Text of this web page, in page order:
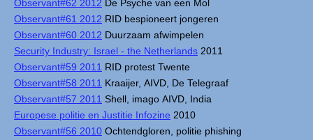
Observant#62 2012 De Psyche van een Mol
Observant#61 2012 RID bespioneert jongeren
Observant#60 2012 Duurzaam afwimpelen
Security Industry: Israel - the Netherlands 2011
Observant#59 2011 RID protest Twente
Observant#58 2011 Kraaijer, AIVD, De Telegraaf
Observant#57 2011 Shell, imago AIVD, India
Europese politie en Justitie Infozine 2010
Observant#56 2010 Ochtendgloren, politie phishing